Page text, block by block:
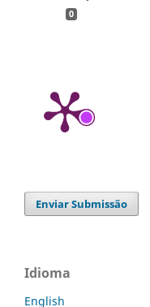
0
Enviar Submissão
Idioma
English